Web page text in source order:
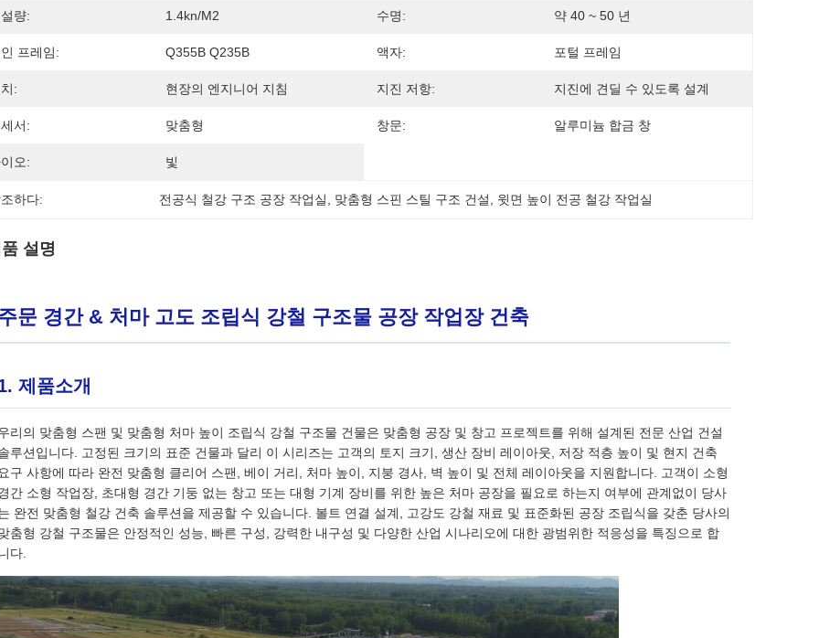
량: 1.4kn/m2 수명: 약 40 ~ 50 년
프레임: Q355B Q235B 액자: 포털 프레임
: 현장의 엔지니어 지침 지진 저항: 지진에 견딜 수 있도록 설계
서: 맞춤형 창문: 알루미늄 합금 창
오: 빛
하다: 전공식 철강 구조 공장 작업실 맞춤형 스핀 스틸 구조 건설 윗면 높이 전공 철강 작업실
설명
문 경간 & 처마 고도 조립식 강철 구조물 공장 작업장 건축
제품소개
리의 맞춤형 스팬 및 맞춤형 처마 높이 조립식 강철 구조물 건물은 맞춤형 공장 및 창고 프로젝트를 위해 설계된 전문 산업 건설
루션입니다. 고정된 크기의 표준 건물과 달리 이 시리즈는 고객의 토지 크기, 생산 장비 레이아웃, 저장 적층 높이 및 현지 건축
요구 사항에 따라 완전 맞춤형 클리어 스팬, 베이 거리, 처마 높이, 지붕 경사, 벽 높이 및 전체 레이아웃을 지원합니다. 고객이 소형
간 소형 작업장, 초대형 경간 기둥 없는 창고 또는 대형 기계 장비를 위한 높은 처마 공장을 필요로 하는지 여부에 관계없이 당사
완전 맞춤형 철강 건축 솔루션을 제공할 수 있습니다. 볼트 연결 설계, 고강도 강철 재료 및 표준화된 공장 조립식을 갖춘 당사의
춤형 강철 구조물은 안정적인 성능, 빠른 구성, 강력한 내구성 및 다양한 산업 시나리오에 대한 광범위한 적응성을 특징으로 합
다.